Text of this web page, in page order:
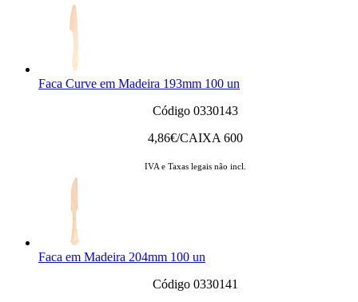
Faca Curve em Madeira 193mm 100 un
Código 0330143
4,86€/CAIXA 600
IVA e Taxas legais não incl.
Faca em Madeira 204mm 100 un
Código 0330141